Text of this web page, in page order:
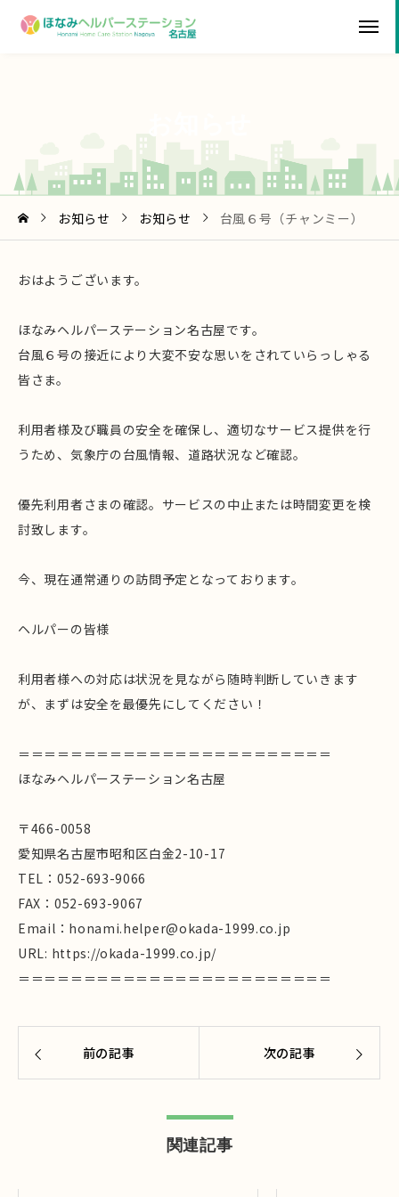
お知らせ お知らせ 台風６号（チャンミー）
おはようございます。
ほなみヘルパーステーション名古屋です。
台風６号の接近により大変不安な思いをされていらっしゃる
皆さま。
利用者様及び職員の安全を確保し、適切なサービス提供を行
うため、気象庁の台風情報、道路状況など確認。
優先利用者さまの確認。サービスの中止または時間変更を検
討致します。
今、現在通常通りの訪問予定となっております。
ヘルパーの皆様
利用者様への対応は状況を見ながら随時判断していきます
が、まずは安全を最優先にしてください！
＝＝＝＝＝＝＝＝＝＝＝＝＝＝＝＝＝＝＝＝＝＝＝＝
ほなみヘルパーステーション名古屋
〒466-0058
愛知県名古屋市昭和区白金2-10-17
TEL：052-693-9066
FAX：052-693-9067
Email：honami.helper@okada-1999.co.jp
URL: https://okada-1999.co.jp/
＝＝＝＝＝＝＝＝＝＝＝＝＝＝＝＝＝＝＝＝＝＝＝＝
前の記事 次の記事
関連記事